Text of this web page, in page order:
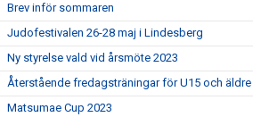
Brev inför sommaren
Judofestivalen 26-28 maj i Lindesberg
Ny styrelse vald vid årsmöte 2023
Återstående fredagsträningar för U15 och äldre
Matsumae Cup 2023